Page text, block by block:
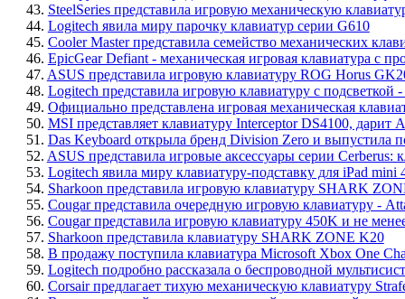
43. SteelSeries представила игровую механическую
44. Logitech явила миру парочку клавиатур серии G610
45. Cooler Master представила семейство механических
46. EpicGear Defiant - механическая игровая клавиатура с
47. ASUS представила игровую клавиатуру ROG Horus
48. Logitech представила игровую клавиатуру с подсветкой
49. Официально представлена игровая механическая
50. MSI представляет клавиатуру Interceptor DS4100, дарит
51. Das Keyboard открыла бренд Division Zero и выпустила
52. ASUS представила игровые аксессуары серии
53. Logitech явила миру клавиатуру-подставку для iPad
54. Sharkoon представила игровую клавиатуру SHARK
55. Cougar представила очередную игровую клавиатуру -
56. Cougar представила игровую клавиатуру 450K и не
57. Sharkoon представила клавиатуру SHARK ZONE K20
58. В продажу поступила клавиатура Microsoft Xbox One
59. Logitech подробно рассказала о беспроводной
60. Corsair предлагает тихую механическую клавиатуру